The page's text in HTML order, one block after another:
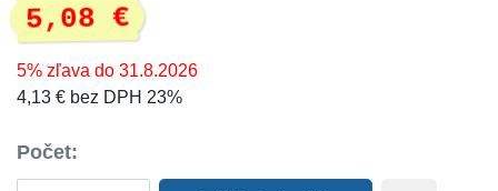
5,08 €
5% zľava do 31.8.2026
4,13 € bez DPH 23%
Počet: